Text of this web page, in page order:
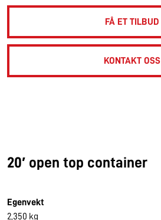
FÅ ET TILBUD
KONTAKT OSS
20′ open top container
Egenvekt
2,350 kg